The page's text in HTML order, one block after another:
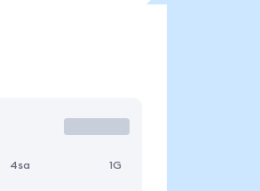
4sa 1G